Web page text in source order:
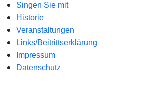
Singen Sie mit
Historie
Veranstaltungen
Links/Beitrittserklärung
Impressum
Datenschutz